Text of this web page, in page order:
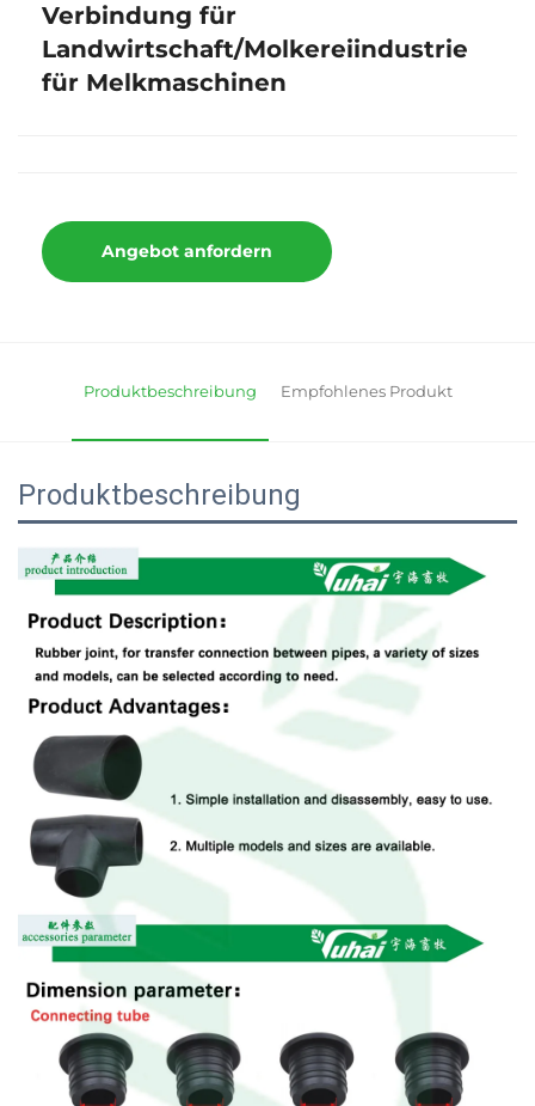
Verbindung für
Landwirtschaft/Molkereiindustrie
für Melkmaschinen
Angebot anfordern
Produktbeschreibung Empfohlenes Produkt
Produktbeschreibung